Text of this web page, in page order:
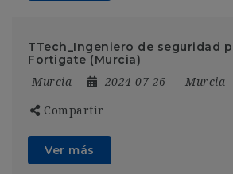
TTech_Ingeniero de seguridad
Fortigate (Murcia)
Murcia 2024-07-26 Murcia
Compartir
Ver más